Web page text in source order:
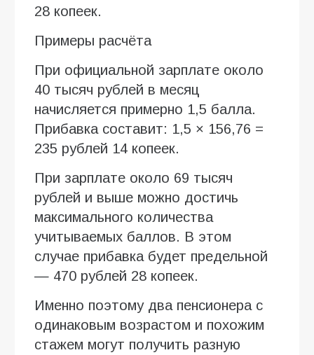
28 копеек.
Примеры расчёта
При официальной зарплате около
40 тысяч рублей в месяц
начисляется примерно 1,5 балла.
Прибавка составит: 1,5 × 156,76 =
235 рублей 14 копеек.
При зарплате около 69 тысяч
рублей и выше можно достичь
максимального количества
учитываемых баллов. В этом
случае прибавка будет предельной
— 470 рублей 28 копеек.
Именно поэтому два пенсионера с
одинаковым возрастом и похожим
стажем могут получить разную